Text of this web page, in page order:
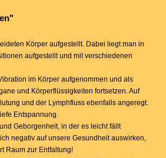
Körper aufgestellt. Dabei liegt man in
aufgestellt und mit verschiedenen
im Körper aufgenommen und als
und Körperflüssigkeiten fortsetzen. Auf
und der Lymphfluss ebenfalls angeregt.
Entspannung.
Geborgenheit, in der es leicht fällt
negativ auf unsere Gesundheit auswirken,
Raum zur Entfaltung!